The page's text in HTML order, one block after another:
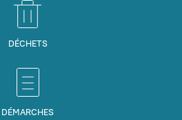
DÉCHETS
DÉMARCHES